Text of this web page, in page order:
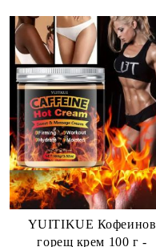
YUITIKUE Кофеинов
горещ крем 100 г -